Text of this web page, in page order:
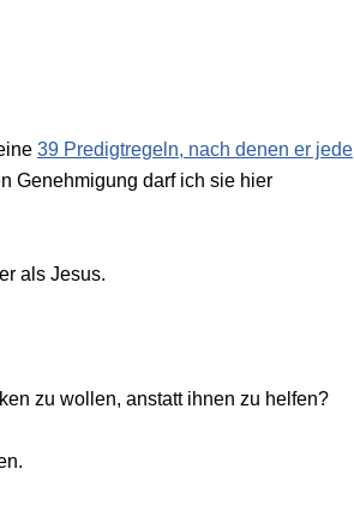
39 Predigtregeln, nach denen er jede
Genehmigung darf ich sie hier
als Jesus.
zu wollen, anstatt ihnen zu helfen?